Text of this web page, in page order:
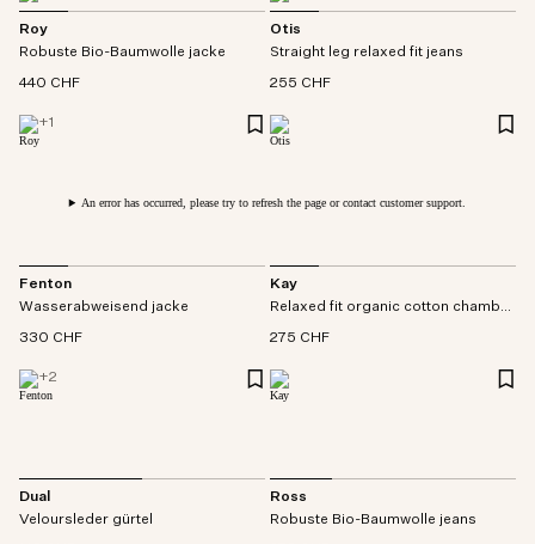
Roy
Robuste Bio-Baumwolle jacke
440 CHF
+1
Otis
Straight leg relaxed fit jeans
255 CHF
Fenton
Wasserabweisend jacke
330 CHF
+2
Kay
Relaxed fit organic cotton chambray hose
275 CHF
Dual
Veloursleder gürtel
Ross
Robuste Bio-Baumwolle jeans
An error has occurred, please try to refresh the page or contact customer support.